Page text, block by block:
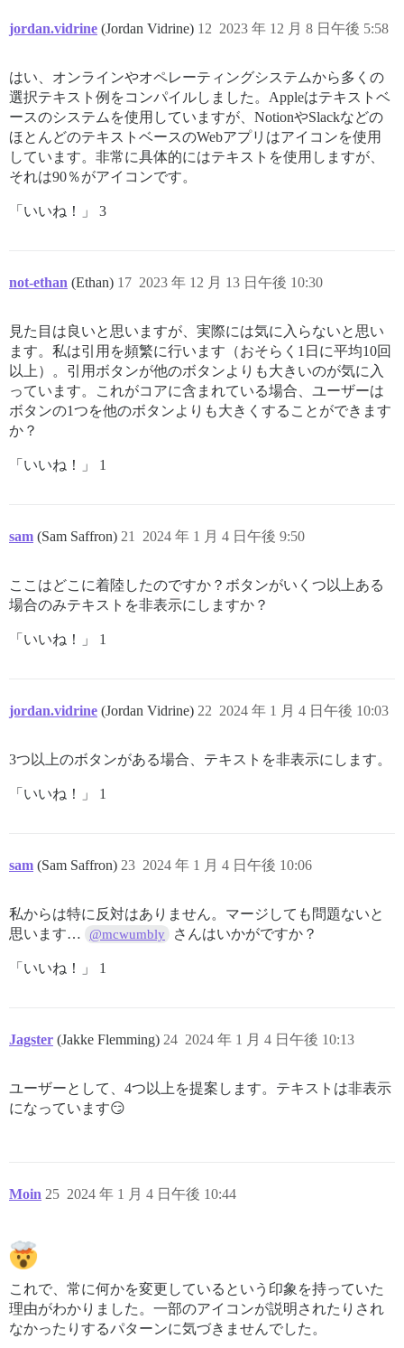
jordan.vidrine (Jordan Vidrine) 2023 年 12 月 8 日午後 5:58
12
はい、オンラインやオペレーティングシステムから多くの
選択テキスト例をコンパイルしました。Appleはテキストベ
ースのシステムを使用していますが、NotionやSlackなどの
ほとんどのテキストベースのWebアプリはアイコンを使用
しています。非常に具体的にはテキストを使用しますが、
それは90％がアイコンです。
「いいね！」 3
not-ethan (Ethan) 2023 年 12 月 13 日午後 10:30
17
見た目は良いと思いますが、実際には気に入らないと思い
ます。私は引用を頻繁に行います（おそらく1日に平均10回
以上）。引用ボタンが他のボタンよりも大きいのが気に入
っています。これがコアに含まれている場合、ユーザーは
ボタンの1つを他のボタンよりも大きくすることができます
か？
「いいね！」 1
sam (Sam Saffron) 2024 年 1 月 4 日午後 9:50
21
ここはどこに着陸したのですか？ボタンがいくつ以上ある
場合のみテキストを非表示にしますか？
「いいね！」 1
jordan.vidrine (Jordan Vidrine) 2024 年 1 月 4 日午後 10:03
22
3つ以上のボタンがある場合、テキストを非表示にします。
「いいね！」 1
sam (Sam Saffron) 2024 年 1 月 4 日午後 10:06
23
私からは特に反対はありません。マージしても問題ないと
思います…
@mcwumbly さんはいかがですか？
「いいね！」 1
Jagster (Jakke Flemming) 2024 年 1 月 4 日午後 10:13
24
ユーザーとして、4つ以上を提案します。テキストは非表示
になっています😏
Moin 2024 年 1 月 4 日午後 10:44
25
これで、常に何かを変更しているという印象を持っていた
理由がわかりました。一部のアイコンが説明されたりされ
なかったりするパターンに気づきませんでした。